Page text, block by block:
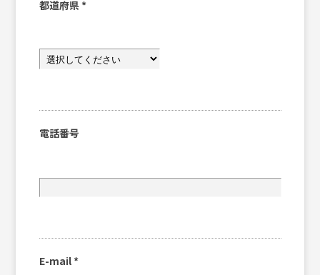
都道府県 *
電話番号
E-mail *